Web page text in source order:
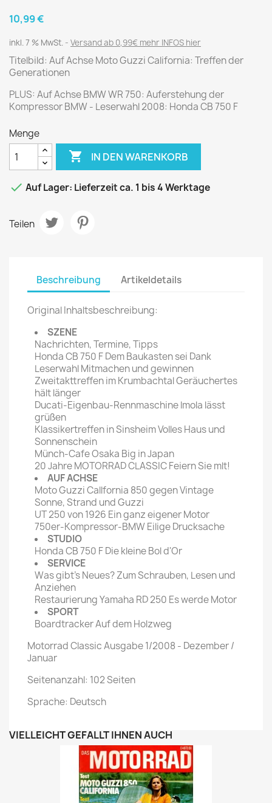
10,99 €
inkl. 7 % MwSt. Versand ab 0,99€ mehr INFOS hier
Titelbild: Auf Achse Moto Guzzi California: Treffen der
Generationen
PLUS: Auf Achse BMW WR 750: Auferstehung der
Kompressor BMW - Leserwahl 2008: Honda CB 750 F
Menge
 IN DEN WARENKORB
 Auf Lager: Lieferzeit ca. 1 bis 4 Werktage
Teilen
Beschreibung Artikeldetails
Original Inhaltsbeschreibung:
SZENE
Nachrichten, Termine, Tipps
Honda CB 750 F Dem Baukasten sei Dank
Leserwahl Mitmachen und gewinnen
Zweitakttreffen im Krumbachtal Geräuchertes
hält länger
Ducati-Eigenbau-Rennmaschine lmola lässt
grüßen
Klassikertreffen in Sinsheim Volles Haus und
Sonnenschein
Münch-Cafe Osaka Big in Japan
20 Jahre MOTORRAD CLASSIC Feiern Sie mlt!
AUF ACHSE
Moto Guzzi Callfornia 850 gegen Vintage
Sonne, Strand und Guzzi
UT 250 von 1926 Ein ganz eigener Motor
750er-Kompressor-BMW Eilige Drucksache
STUDIO
Honda CB 750 F Die kleine Bol d'Or
SERVICE
Was gibt's Neues? Zum Schrauben, Lesen und
Anziehen
Restaurierung Yamaha RD 250 Es werde Motor
SPORT
Boardtracker Auf dem Holzweg
Motorrad Classic Ausgabe 1/2008 - Dezember /
Januar
Seitenanzahl: 102 Seiten
Sprache: Deutsch
VIELLEICHT GEFÄLLT IHNEN AUCH